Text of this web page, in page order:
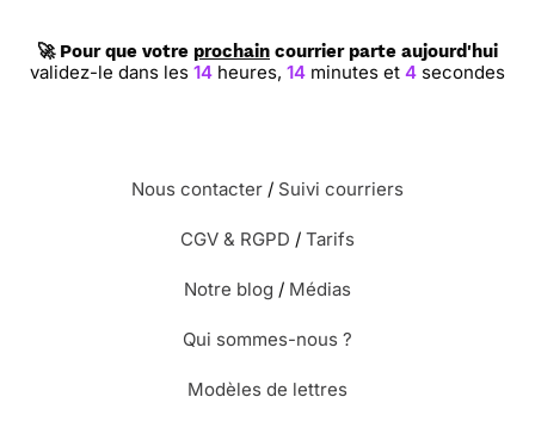
🚀 Pour que votre prochain courrier parte aujourd'hui
validez-le dans les 14 heures, 14 minutes et 3 secondes
Nous contacter / Suivi courriers
CGV & RGPD / Tarifs
Notre blog / Médias
Qui sommes-nous ?
Modèles de lettres